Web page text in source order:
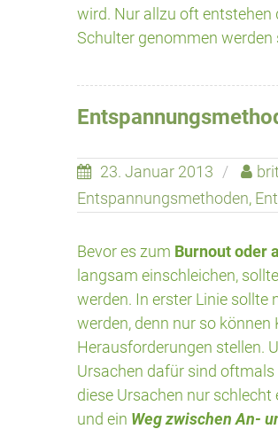
wird. Nur allzu oft entstehen
Schulter genommen werden
23. Januar 2013
Entspannungsmethoden,
Bevor es zum Burnout oder
langsam einschleichen,
werden. In erster Linie sollte
werden, denn nur so
Herausforderungen stellen.
Ursachen dafür sind
diese Ursachen nur
und ein Weg zwischen An-